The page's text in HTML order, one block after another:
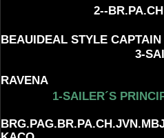
2--
BEAUIDEAL STYLE
3-
RAVENA
1-SAILER´S
BRG.